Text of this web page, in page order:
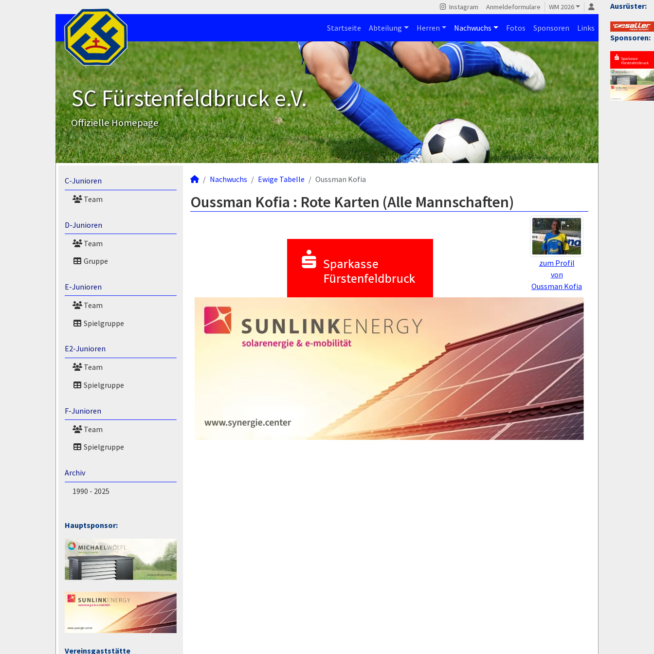
Ausrüster:
Sponsoren:
Instagram Anmeldeformulare WM 2026
Startseite Abteilung Herren Nachwuchs Fotos Sponsoren Links
SC Fürstenfeldbruck e.V.
Offizielle Homepage
C-Junioren
Team
D-Junioren
Team
Gruppe
E-Junioren
Team
Spielgruppe
E2-Junioren
Team
Spielgruppe
F-Junioren
Team
Spielgruppe
Archiv
1990 - 2025
Hauptsponsor:
Vereinsgaststätte
Nachwuchs Ewige Tabelle Oussman Kofia
Oussman Kofia : Rote Karten (Alle Mannschaften)
zum Profil
von
Oussman Kofia